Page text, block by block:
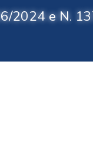
2024 e N.